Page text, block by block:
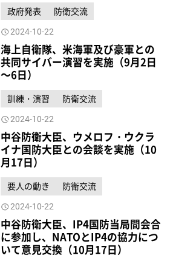
政府発表 防衛交流
2024-10-22
海上自衛隊、米海軍及び豪軍との
共同サイバー演習を実施（9月2日
～6日）
訓練・演習 防衛交流
2024-10-22
中谷防衛大臣、ウメロフ・ウクラ
イナ国防大臣との会談を実施（10
月17日）
要人の動き 防衛交流
2024-10-22
中谷防衛大臣、IP4国防当局間会合
に参加し、NATOとIP4の協力につ
いて意見交換（10月17日）